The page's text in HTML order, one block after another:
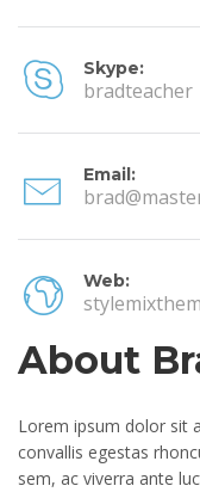
Skype:
bradteacher
Email:
Web:
About
Lorem ipsum dolor sit
convallis egestas
sem, ac viverra ante